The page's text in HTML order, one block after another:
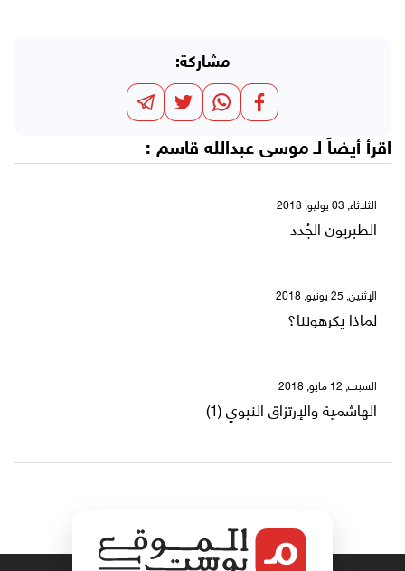
مشاركة:
اقرأ أيضاً لـ موسى عبدالله قاسم :
الثلاثاء, 03 يوليو, 2018
الطبريون الجُدد
الإثنين, 25 يونيو, 2018
لماذا يكرهوننا؟
السبت, 12 مايو, 2018
الهاشمية والإرتزاق النبوي (1)